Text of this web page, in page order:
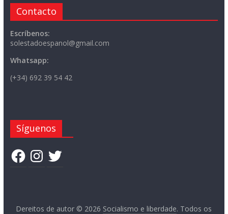
Contacto
Escríbenos:
solestadoespanol@gmail.com
Whatsapp:
(+34) 692 39 54 42
Síguenos
FacebookInstagram
Twitter
Dereitos de autor © 2026 Socialismo e liberdade. Todos os